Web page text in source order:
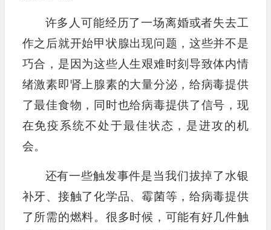
许多人可能经历了一场离婚或者失去工
作之后就开始甲状腺出现问题，这些并不是
巧合，是因为这些人生艰难时刻导致体内情
绪激素即肾上腺素的大量分泌，给病毒提供
了最佳食物，同时也给病毒提供了信号，现
在免疫系统不处于最佳状态，是进攻的机
会。
还有一些触发事件是当我们拔掉了水银
补牙、接触了化学品、霉菌等，给病毒提供
了所需的燃料。很多时候，可能有好几件触